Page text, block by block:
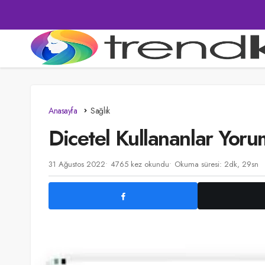
Anasayfa Sağlık
Dicetel Kullananlar
31 Ağustos 2022 4765 kez okundu Okuma süresi: 2dk, 29sn